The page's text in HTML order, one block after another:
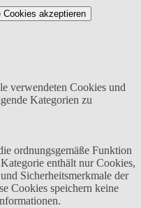
Cookies akzeptieren
verwendeten Cookies und
Kategorien zu
ordnungsgemäße Funktion
enthält nur Cookies,
Sicherheitsmerkmale der
Cookies speichern keine